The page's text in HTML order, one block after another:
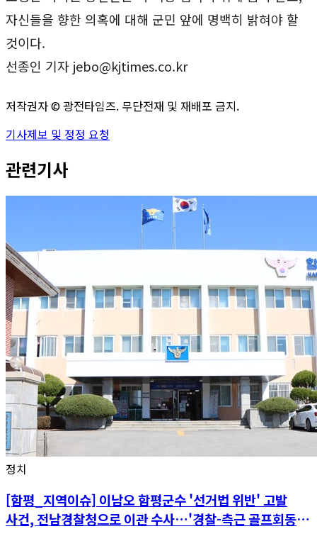
자신들을 향한 의혹에 대해 군민 앞에 명백히 밝혀야 할
것이다.
선종인 기자 jebo@kjtimes.co.kr
저작권자 ©광전타임즈. 무단전재 및 재배포 금지.
기사제보 및 정정 요청
관련기사
정치
[함평_지역이슈] 이남오 함평군수 '선거법 위반' 고발
사건, 전남경찰청으로 이관 수사…'경찰-측근 골프회동'